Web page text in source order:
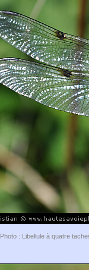
Photo : Libellule à quatre